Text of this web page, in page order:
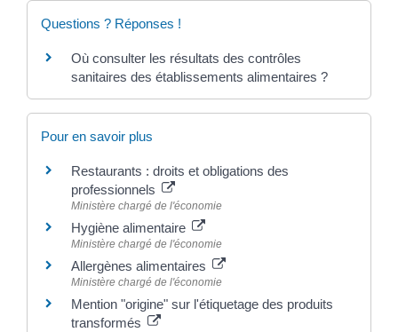
Questions ? Réponses !
Où consulter les résultats des contrôles
sanitaires des établissements alimentaires ?
Pour en savoir plus
Restaurants : droits et obligations des
professionnels
Ministère chargé de l'économie
Hygiène alimentaire
Ministère chargé de l'économie
Allergènes alimentaires
Ministère chargé de l'économie
Mention "origine" sur l'étiquetage des produits
transformés